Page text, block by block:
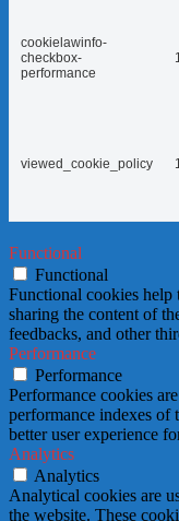
cookielawinfo-
checkbox-
performance
viewed_cookie_policy
Functional
Functional
Functional cookies
sharing the content of
feedbacks, and other
Performance
Performance
Performance cookies
performance indexes of
better user experience
Analytics
Analytics
Analytical cookies are
the website. These